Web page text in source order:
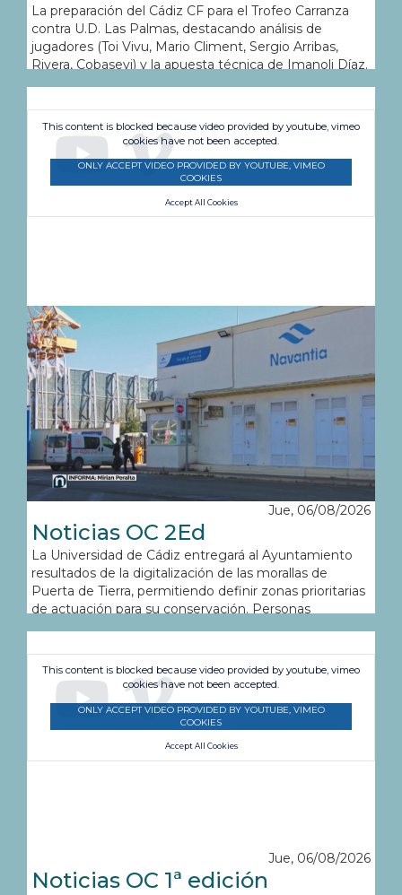
La preparación del Cádiz CF para el Trofeo Carranza
contra U.D. Las Palmas, destacando análisis de
jugadores (Toi Vivu, Mario Climent, Sergio Arribas,
Rivera, Cobasevi) y la apuesta técnica de Imanoli Díaz.
Cádiz CF) * Juan Lebrero (Miembro del Área de
Historia del Cádiz CF)
This content is blocked because video provided by youtube, vimeo
cookies have not been accepted.
ONLY ACCEPT VIDEO PROVIDED BY YOUTUBE, VIMEO
COOKIES
Accept All Cookies
Jue, 06/08/2026
Noticias OC 2Ed
La Universidad de Cádiz entregará al Ayuntamiento
resultados de la digitalización de las morallas de
Puerta de Tierra, permitiendo definir zonas prioritarias
de actuación para su conservación. Personas
Sánchez (Presidente de Azex) * Juan Antonio
Fernández (Presidente del grupo astronómico
portuense) COLA/VTR: Ninguna
This content is blocked because video provided by youtube, vimeo
cookies have not been accepted.
ONLY ACCEPT VIDEO PROVIDED BY YOUTUBE, VIMEO
COOKIES
Accept All Cookies
Jue, 06/08/2026
Noticias OC 1ª edición